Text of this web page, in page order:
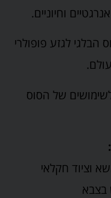
וחיוניים.
הבלגי לגזע פופולרי
של הסוס
וציוד חקלאי
בצבא